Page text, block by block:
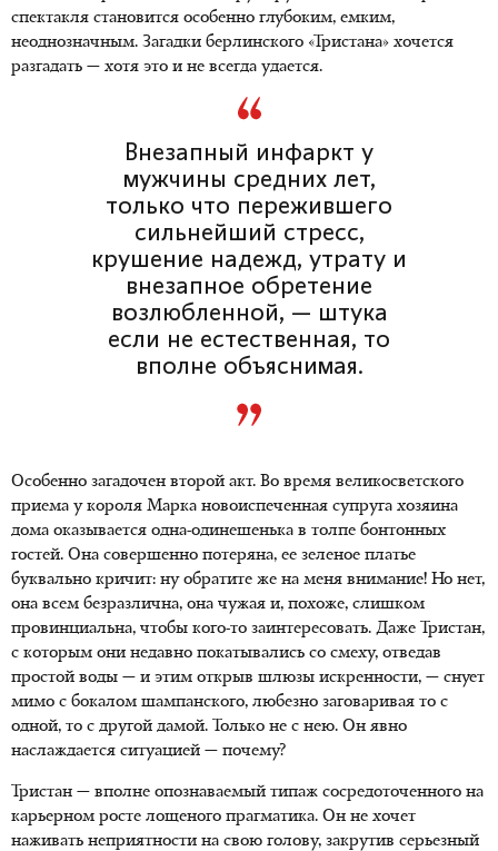
спектакля становится особенно глубоким, емким,
неоднозначным. Загадки берлинского «Тристана» хочется
разгадать — хотя это и не всегда удается.
Внезапный инфаркт у
мужчины средних лет,
только что пережившего
сильнейший стресс,
крушение надежд, утрату и
внезапное обретение
возлюбленной, — штука
если не естественная, то
вполне объяснимая.
Особенно загадочен второй акт. Во время великосветского
приема у короля Марка новоиспеченная супруга хозяина
дома оказывается одна-одинешенька в толпе бонтонных
гостей. Она совершенно потеряна, ее зеленое платье
буквально кричит: ну обратите же на меня внимание! Но нет,
она всем безразлична, она чужая и, похоже, слишком
провинциальна, чтобы кого-то заинтересовать. Даже Тристан,
с которым они недавно покатывались со смеху, отведав
простой воды — и этим открыв шлюзы искренности, — снует
мимо с бокалом шампанского, любезно заговаривая то с
одной, то с другой дамой. Только не с нею. Он явно
наслаждается ситуацией — почему?
Тристан — вполне опознаваемый типаж сосредоточенного на
карьерном росте лощеного прагматика. Он не хочет
наживать неприятности на свою голову, закрутив серьезный